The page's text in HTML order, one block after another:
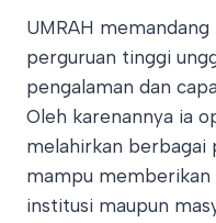
UMRAH memandang
perguruan tinggi
pengalaman dan
Oleh karenannya ia
melahirkan berbagai
mampu memberikan
institusi maupun